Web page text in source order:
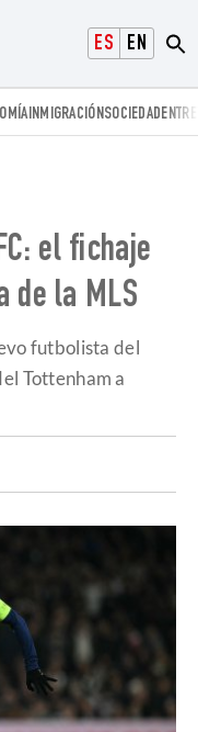
ESPAÑOLENGLISH
INMIGRACIÓNSOCIEDAD
el fichaje
de la MLS
futbolista del
Tottenham a